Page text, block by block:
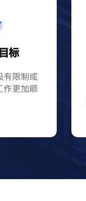
标
有限制或
作更加顺